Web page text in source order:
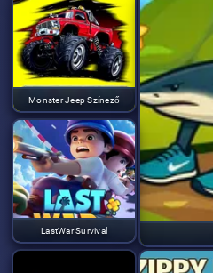
Monster Jeep Színező
LastWar Survival